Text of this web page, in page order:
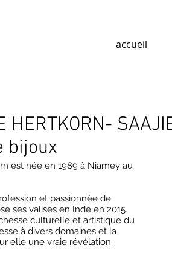
accueil
HERTKORN-
bijoux
est née en 1989 à Niamey au
et passionnée de
ses valises en Inde en 2015.
culturelle et artistique du
à divers domaines et la
elle une vraie révélation.